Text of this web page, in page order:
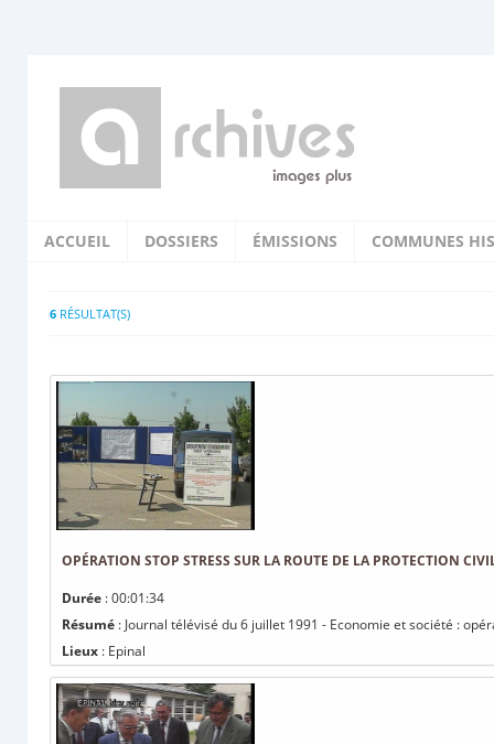
ACCUEIL DOSSIERS ÉMISSIONS COMMUNES
6 RÉSULTAT(S)
OPÉRATION STOP STRESS SUR LA ROUTE DE LA PROTECTION
Durée : 00:01:34
Résumé : Journal télévisé du 6 juillet 1991 - Economie et société :
Lieux : Epinal